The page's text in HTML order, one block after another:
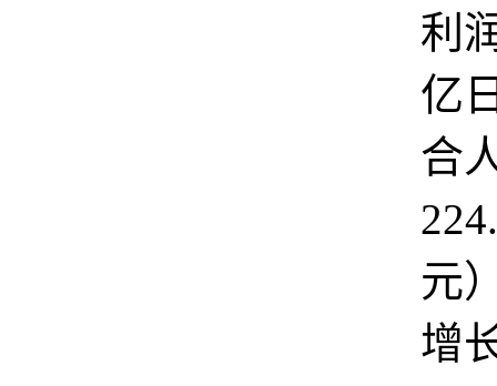
利
亿
合
元
增